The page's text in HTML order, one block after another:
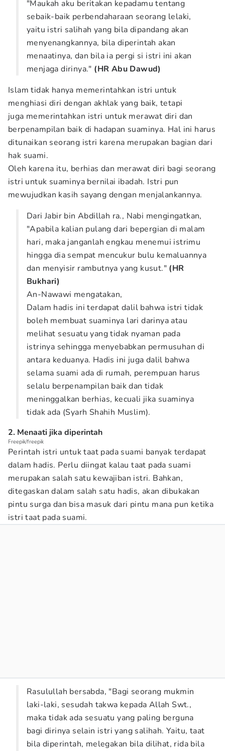
"Maukah aku beritakan kepadamu tentang
sebaik-baik perbendaharaan seorang lelaki,
yaitu istri salihah yang bila dipandang akan
menyenangkannya, bila diperintah akan
menaatinya, dan bila ia pergi si istri ini akan
menjaga dirinya." (HR Abu Dawud)
Islam tidak hanya memerintahkan istri untuk
menghiasi diri dengan akhlak yang baik, tetapi
juga memerintahkan istri untuk merawat diri dan
berpenampilan baik di hadapan suaminya. Hal ini harus
ditunaikan seorang istri karena merupakan bagian dari
hak suami.
Oleh karena itu, berhias dan merawat diri bagi seorang
istri untuk suaminya bernilai ibadah. Istri pun
mewujudkan kasih sayang dengan menjalankannya.
Dari Jabir bin Abdillah ra., Nabi mengingatkan,
"Apabila kalian pulang dari bepergian di malam
hari, maka janganlah engkau menemui istrimu
hingga dia sempat mencukur bulu kemaluannya
dan menyisir rambutnya yang kusut." (HR
Bukhari)
An-Nawawi mengatakan,
Dalam hadis ini terdapat dalil bahwa istri tidak
boleh membuat suaminya lari darinya atau
melihat sesuatu yang tidak nyaman pada
istrinya sehingga menyebabkan permusuhan di
antara keduanya. Hadis ini juga dalil bahwa
selama suami ada di rumah, perempuan harus
selalu berpenampilan baik dan tidak
meninggalkan berhias, kecuali jika suaminya
tidak ada (Syarh Shahih Muslim).
2. Menaati jika diperintah
Freepik/freepik
Perintah istri untuk taat pada suami banyak terdapat
dalam hadis. Perlu diingat kalau taat pada suami
merupakan salah satu kewajiban istri. Bahkan,
ditegaskan dalam salah satu hadis, akan dibukakan
pintu surga dan bisa masuk dari pintu mana pun ketika
istri taat pada suami.
Rasulullah bersabda, "Bagi seorang mukmin
laki-laki, sesudah takwa kepada Allah Swt.,
maka tidak ada sesuatu yang paling berguna
bagi dirinya selain istri yang salihah. Yaitu, taat
bila diperintah, melegakan bila dilihat, rida bila